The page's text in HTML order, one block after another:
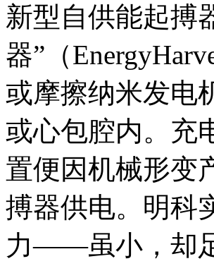
新型自供能起搏
器”（
或摩擦纳米发电
或心包腔内。充
置便因机械形变
搏器供电。明科
力——虽小，却